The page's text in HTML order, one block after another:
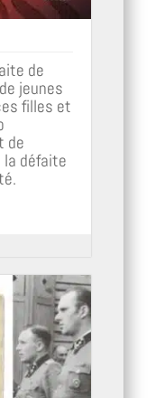
de
jeunes
filles et
de
la défaite